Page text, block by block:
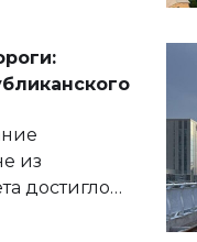
из
достигло